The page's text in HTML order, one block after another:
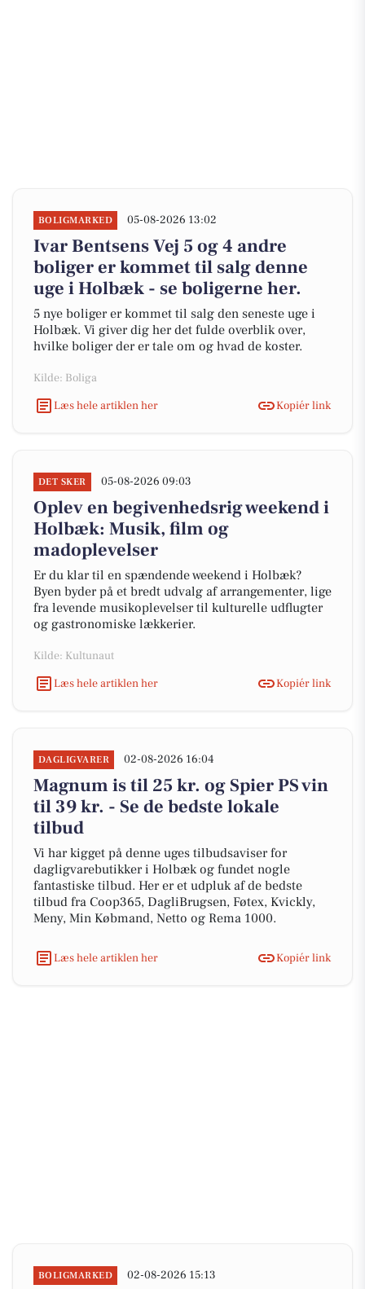
BOLIGMARKED 05-08-2026 13:02
Ivar Bentsens Vej 5 og 4 andre
boliger er kommet til salg denne
uge i Holbæk - se boligerne her.
5 nye boliger er kommet til salg den seneste uge i
Holbæk. Vi giver dig her det fulde overblik over,
hvilke boliger der er tale om og hvad de koster.
Kilde: Boliga
Læs hele artiklen her
Kopiér link
DET SKER 05-08-2026 09:03
Oplev en begivenhedsrig weekend i
Holbæk: Musik, film og
madoplevelser
Er du klar til en spændende weekend i Holbæk?
Byen byder på et bredt udvalg af arrangementer, lige
fra levende musikoplevelser til kulturelle udflugter
og gastronomiske lækkerier.
Kilde: Kultunaut
Læs hele artiklen her
Kopiér link
DAGLIGVARER 02-08-2026 16:04
Magnum is til 25 kr. og Spier PS vin
til 39 kr. - Se de bedste lokale
tilbud
Vi har kigget på denne uges tilbudsaviser for
dagligvarebutikker i Holbæk og fundet nogle
fantastiske tilbud. Her er et udpluk af de bedste
tilbud fra Coop365, DagliBrugsen, Føtex, Kvickly,
Meny, Min Købmand, Netto og Rema 1000.
Læs hele artiklen her Kopiér link
BOLIGMARKED 02-08-2026 15:13